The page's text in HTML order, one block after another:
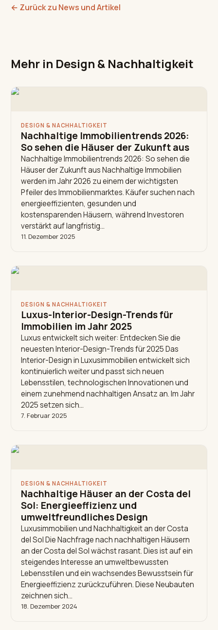
← Zurück zu News und Artikel
Mehr in Design & Nachhaltigkeit
DESIGN & NACHHALTIGKEIT
Nachhaltige Immobilientrends 2026:
So sehen die Häuser der Zukunft aus
Nachhaltige Immobilientrends 2026: So sehen die
Häuser der Zukunft aus Nachhaltige Immobilien
werden im Jahr 2026 zu einem der wichtigsten
Pfeiler des Immobilienmarktes. Käufer suchen nach
energieeffizienten, gesunden und
kostensparenden Häusern, während Investoren
verstärkt auf langfristig…
11. Dezember 2025
DESIGN & NACHHALTIGKEIT
Luxus-Interior-Design-Trends für
Immobilien im Jahr 2025
Luxus entwickelt sich weiter: Entdecken Sie die
neuesten Interior-Design-Trends für 2025 Das
Interior-Design in Luxusimmobilien entwickelt sich
kontinuierlich weiter und passt sich neuen
Lebensstilen, technologischen Innovationen und
einem zunehmend nachhaltigen Ansatz an. Im Jahr
2025 setzen sich…
7. Februar 2025
DESIGN & NACHHALTIGKEIT
Nachhaltige Häuser an der Costa del
Sol: Energieeffizienz und
umweltfreundliches Design
Luxusimmobilien und Nachhaltigkeit an der Costa
del Sol Die Nachfrage nach nachhaltigen Häusern
an der Costa del Sol wächst rasant. Dies ist auf ein
steigendes Interesse an umweltbewussten
Lebensstilen und ein wachsendes Bewusstsein für
Energieeffizienz zurückzuführen. Diese Neubauten
zeichnen sich…
18. Dezember 2024